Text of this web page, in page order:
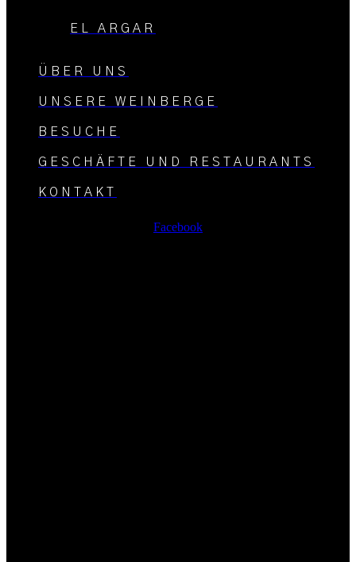
EL ARGAR
ÜBER UNS
UNSERE WEINBERGE
BESUCHE
GESCHÄFTE UND RESTAURANTS
KONTAKT
Facebook